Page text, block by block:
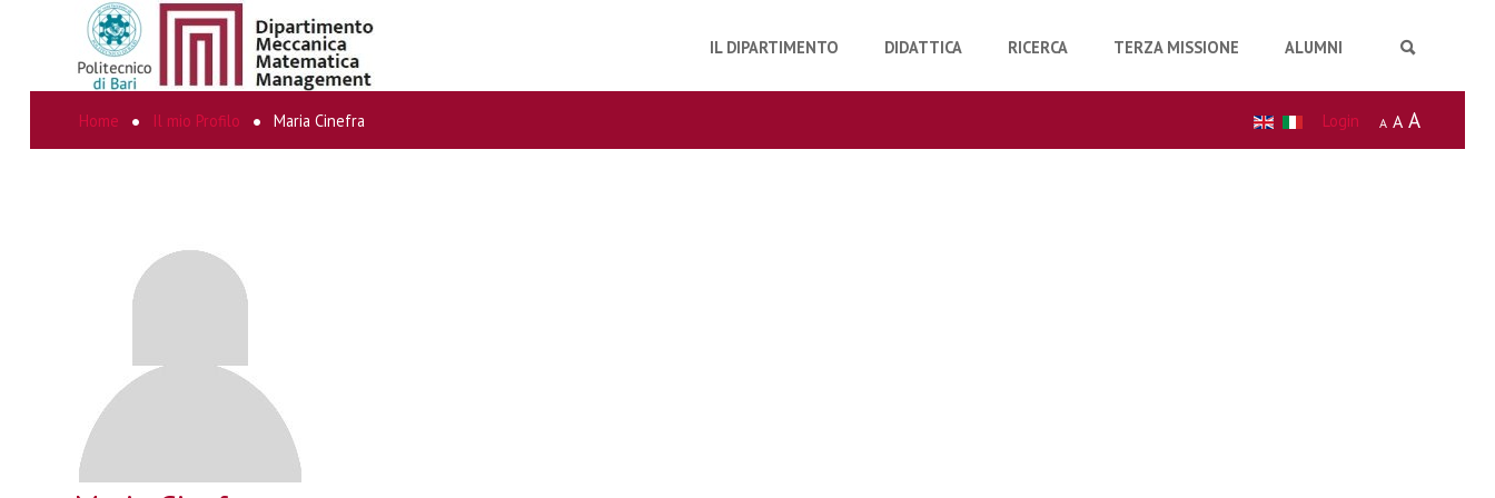
CERCA...
IL DIPARTIMENTO DIDATTICA RICERCA TERZA MISSIONE ALUMNI
Home Il mio Profilo Maria Cinefra A A A
Login